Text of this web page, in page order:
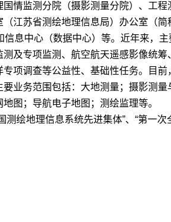
情监测分院（摄影测量分院）、工
江苏省测绘地理信息局）办公室（
息中心（数据中心）等。近年来，
及专项监测、航空航天遥感影像统
项调查等公益性、基础性任务。目
业务范围包括：大地测量；摄影测
图；导航电子地图；测绘监理等。
绘地理信息系统先进集体”、“第一